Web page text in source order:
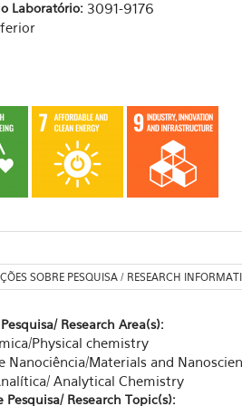
Laboratório: 3091-9176
SOBRE PESQUISA / RESEARCH
Research Area(s):
Physical chemistry
Nanociência/Materials and
Analytical Chemistry
Pesquisa/ Research Topic(s):